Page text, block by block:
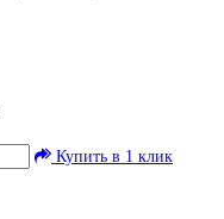
Купить в 1 клик